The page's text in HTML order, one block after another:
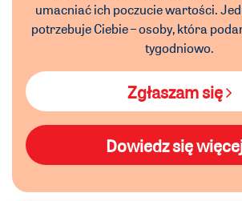
umacniać ich poczucie wartości.
potrzebuje Ciebie – osoby, która
tygodniowo.
Zgłaszam się
Dowiedz się